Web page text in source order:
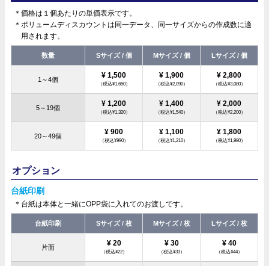
＊価格は１個あたりの単価表示です。
＊ボリュームディスカウントは同一データ、同一サイズからの作成数に適
用されます。
数量 Sサイズ / 個 Mサイズ / 個 Lサイズ / 個
1～4個 ¥ 1,500
（税込¥1,650）
¥ 1,900
（税込¥2,090）
¥ 2,800
（税込¥3,080）
5～19個 ¥ 1,200
（税込¥1,320）
¥ 1,400
（税込¥1,540）
¥ 2,000
（税込¥2,200）
20～49個 ¥ 900
（税込¥990）
¥ 1,100
（税込¥1,210）
¥ 1,800
（税込¥1,980）
オプション
台紙印刷
＊台紙は本体と一緒にOPP袋に入れてのお渡しです。
台紙印刷 Sサイズ / 枚 Mサイズ / 枚 Lサイズ / 枚
片面 ¥ 20
（税込¥22）
¥ 30
（税込¥33）
¥ 40
（税込¥44）